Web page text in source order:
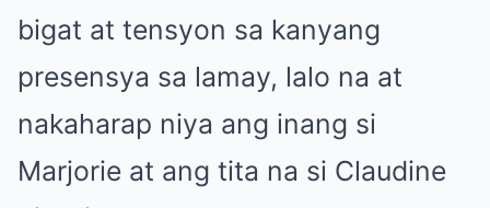
bigat at tensyon sa kanyang
presensya sa lamay, lalo na at
nakaharap niya ang inang si
Marjorie at ang tita na si Claudine